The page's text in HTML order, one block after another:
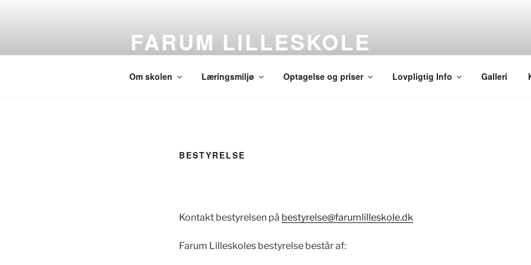
FARUM LILLESKOLE
Om skolen Læringsmiljø Optagelse og priser Lovpligtig Info Galleri
BESTYRELSE
Kontakt bestyrelsen på bestyrelse@farumlilleskole.dk
Farum Lilleskoles bestyrelse består af: